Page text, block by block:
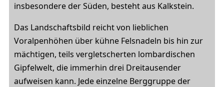
insbesondere der Süden, besteht aus Kalkstein.
Das Landschaftsbild reicht von lieblichen
Voralpenhöhen über kühne Felsnadeln bis hin zur
mächtigen, teils vergletscherten lombardischen
Gipfelwelt, die immerhin drei Dreitausender
aufweisen kann. Jede einzelne Berggruppe der